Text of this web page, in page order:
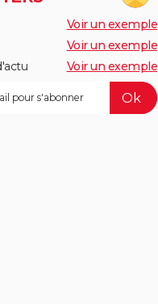
Voir un exemple
Voir un exemple
Voir un exemple